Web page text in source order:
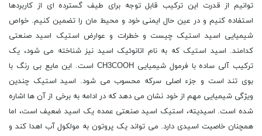
توانیم از قدرت این ترکیب قابل توجه برای طیف گسترده ای از کاربردها
استفاده کنیم و در عین حال ایمنی خود و محیط مان را تضمین کنیم. خواص
شیمیایی اسید استیک چیست و خطرات و عوارض استیک اسید صنعتی
کدامند. اسید استیک که به نام اتانوئیک اسید نیز شناخته می شود، یک
ترکیب آلی ساده با فرمول شیمیایی CH3COOH است. این مایع بی رنگ با
بوی تند است و جزء اصلی سرکه محسوب می شود. اسید استیک چندین
ویژگی شیمیایی مهم از خود نشان می دهد که در ادامه به برخی از آن ها اشاره
شده است. اسیدیته، استیک اسید صنعتی عمده یک اسید ضعیف است، اما
همچنان خاصیت اسیدی دارد. می تواند یک پروتون به مولکول آب اهدا کند و